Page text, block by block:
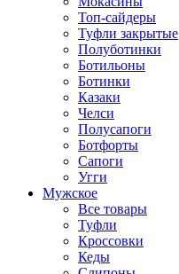
Топ-сайдеры
Туфли закрытые
Полуботинки
Ботильоны
Ботинки
Казаки
Челси
Полусапоги
Ботфорты
Сапоги
Угги
Мужское
Все товары
Туфли
Кроссовки
Кеды